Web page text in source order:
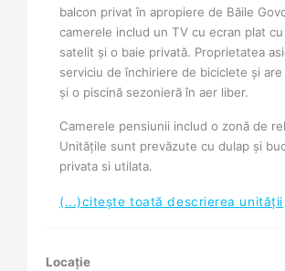
balcon privat în apropiere de Băile
camerele includ un TV cu ecran plat
satelit şi o baie privată. Proprietatea
serviciu de închiriere de biciclete şi are
şi o piscină sezonieră în aer liber.
Camerele pensiunii includ o zonă de
Unităţile sunt prevăzute cu dulap şi
privata si utilata.
(...)citește toată descrierea unității
Locație